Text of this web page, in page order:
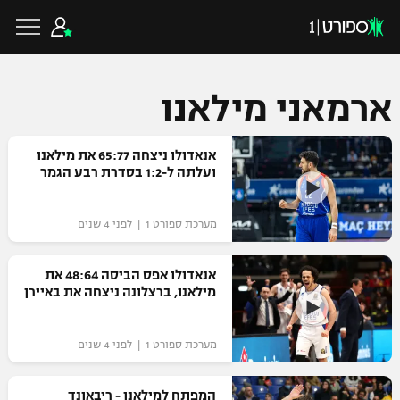
כדורגל ישראלי
ליגת העל
גביע הטוטו
ליגיונרים
גביע המדינה
כדורגל עולמי
ליגת האלופות
ליגה אירופית
ליגה אנגלית
כדורסל ישראלי
ליגת ווינר סל
ליגה לאומית
כדורסל עולמי
NBA
ארמאני מילאנו
אנאדולו ניצחה 65:77 את מילאנו
ועלתה ל-1:2 בסדרת רבע הגמר
מערכת ספורט 1 | לפני 4 שנים
אנאדולו אפס הביסה 48:64 את
מילאנו, ברצלונה ניצחה את באיירן
מערכת ספורט 1 | לפני 4 שנים
המפתח למילאנו - ריבאונד